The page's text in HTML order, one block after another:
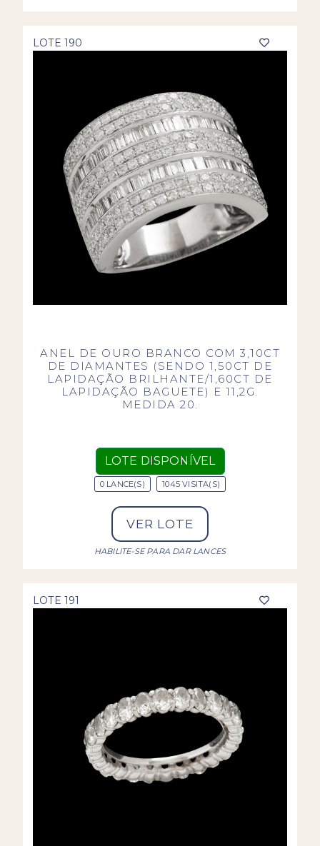
LOTE 190
ANEL DE OURO BRANCO COM 3,10CT
DE DIAMANTES (SENDO 1,50CT DE
LAPIDAÇÃO BRILHANTE/1,60CT DE
LAPIDAÇÃO BAGUETE) E 11,2G.
MEDIDA 20.
LOTE DISPONÍVEL
0 LANCE(S) 1045 VISITA(S)
VER LOTE
HABILITE-SE PARA DAR LANCES
LOTE 191